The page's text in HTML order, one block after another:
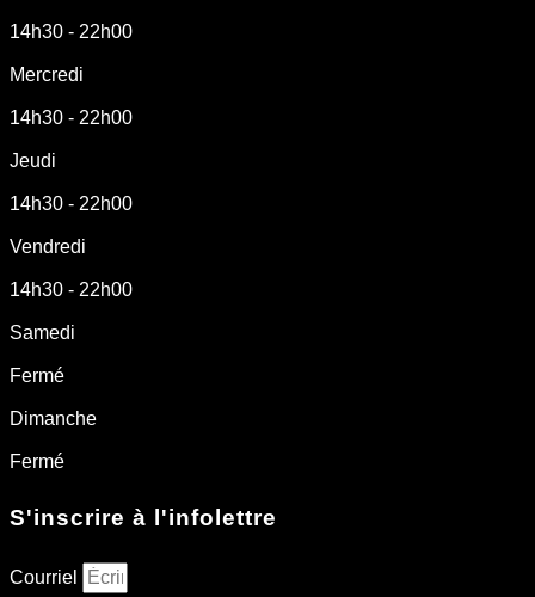
14h30 - 22h00
Mercredi
14h30 - 22h00
Jeudi
14h30 - 22h00
Vendredi
14h30 - 22h00
Samedi
Fermé
Dimanche
Fermé
S'inscrire à l'infolettre
Courriel